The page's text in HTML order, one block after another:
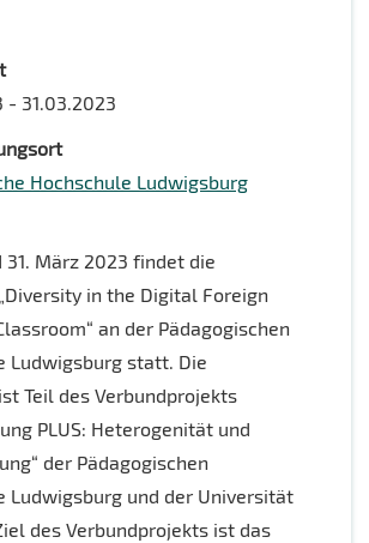
- 31.03.2023
Hochschule Ludwigsburg
31. März 2023 findet die
in the Digital Foreign
an der Pädagogischen
Ludwigsburg statt. Die
Teil des Verbundprojekts
PLUS: Heterogenität und
der Pädagogischen
Ludwigsburg und der Universität
des Verbundprojekts ist das